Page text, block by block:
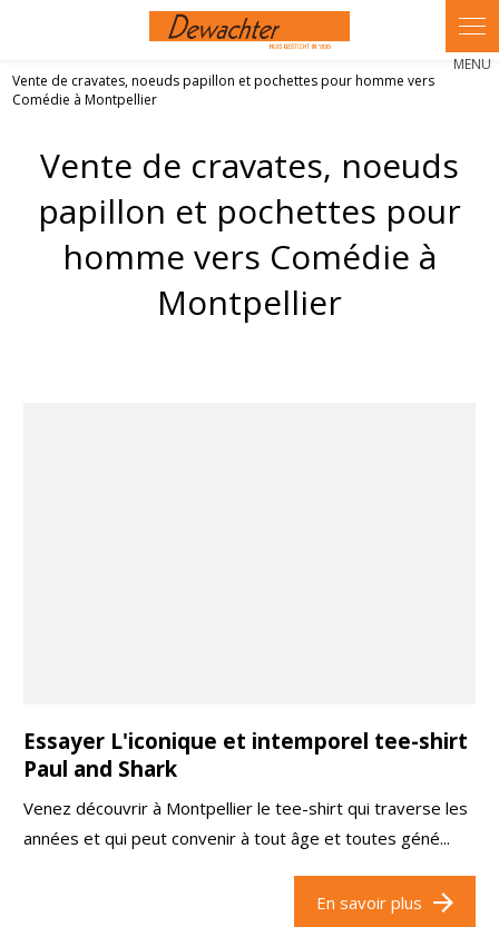
Vente de cravates, noeuds papillon et pochettes pour homme vers
Comédie à Montpellier
Vente de cravates, noeuds
papillon et pochettes pour
homme vers Comédie à
Montpellier
Essayer L'iconique et intemporel tee-shirt
Paul and Shark
Venez découvrir à Montpellier le tee-shirt qui traverse les
années et qui peut convenir à tout âge et toutes géné...
En savoir plus